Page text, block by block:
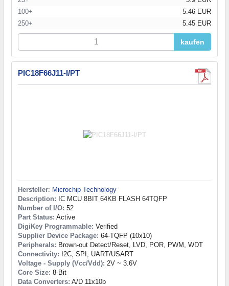
100+
5.46 EUR
250+
5.45 EUR
kaufen
PIC18F66J11-I/PT
Hersteller: Microchip Technology
Description: IC MCU 8BIT 64KB FLASH 64TQFP
Number of I/O: 52
Part Status: Active
DigiKey Programmable: Verified
Supplier Device Package: 64-TQFP (10x10)
Peripherals: Brown-out Detect/Reset, LVD, POR, PWM, WDT
Connectivity: I2C, SPI, UART/USART
Voltage - Supply (Vcc/Vdd): 2V ~ 3.6V
Core Size: 8-Bit
Data Converters: A/D 11x10b